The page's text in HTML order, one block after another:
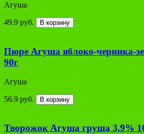
Агуша
49.9 руб. В корзину
Пюре Агуша яблоко-черника-
90г
Агуша
56.9 руб. В корзину
Творожок Агуша груша 3,9%